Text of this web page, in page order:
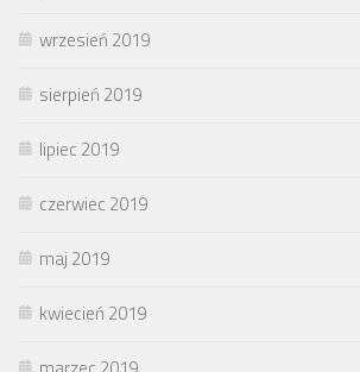
wrzesień 2019
sierpień 2019
lipiec 2019
czerwiec 2019
maj 2019
kwiecień 2019